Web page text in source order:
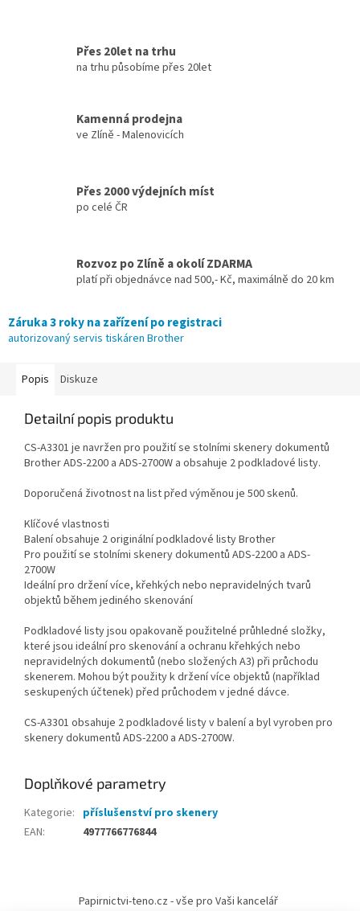
Přes 20let na trhu
na trhu působíme přes 20let
Kamenná prodejna
ve Zlíně - Malenovicích
Přes 2000 výdejních míst
po celé ČR
Rozvoz po Zlíně a okolí ZDARMA
platí při objednávce nad 500,- Kč, maximálně do 20 km
Záruka 3 roky na zařízení po registraci
autorizovaný servis tiskáren Brother
Popis Diskuze
Detailní popis produktu
CS-A3301 je navržen pro použití se stolními skenery dokumentů
Brother ADS-2200 a ADS-2700W a obsahuje 2 podkladové listy.
Doporučená životnost na list před výměnou je 500 skenů.
Klíčové vlastnosti
Balení obsahuje 2 originální podkladové listy Brother
Pro použití se stolními skenery dokumentů ADS-2200 a ADS-
2700W
Ideální pro držení více, křehkých nebo nepravidelných tvarů
objektů během jediného skenování
Podkladové listy jsou opakovaně použitelné průhledné složky,
které jsou ideální pro skenování a ochranu křehkých nebo
nepravidelných dokumentů (nebo složených A3) při průchodu
skenerem. Mohou být použity k držení více objektů (například
seskupených účtenek) před průchodem v jedné dávce.
CS-A3301 obsahuje 2 podkladové listy v balení a byl vyroben pro
skenery dokumentů ADS-2200 a ADS-2700W.
Doplňkové parametry
Kategorie: příslušenství pro skenery
EAN: 4977766776844
Papirnictvi-teno.cz - vše pro Vaši kancelář